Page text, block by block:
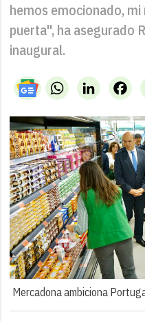
hemos emocionado,
puerta", ha asegurado
inaugural.
WhatsAppLinkedIn
Mercadona ambiciona